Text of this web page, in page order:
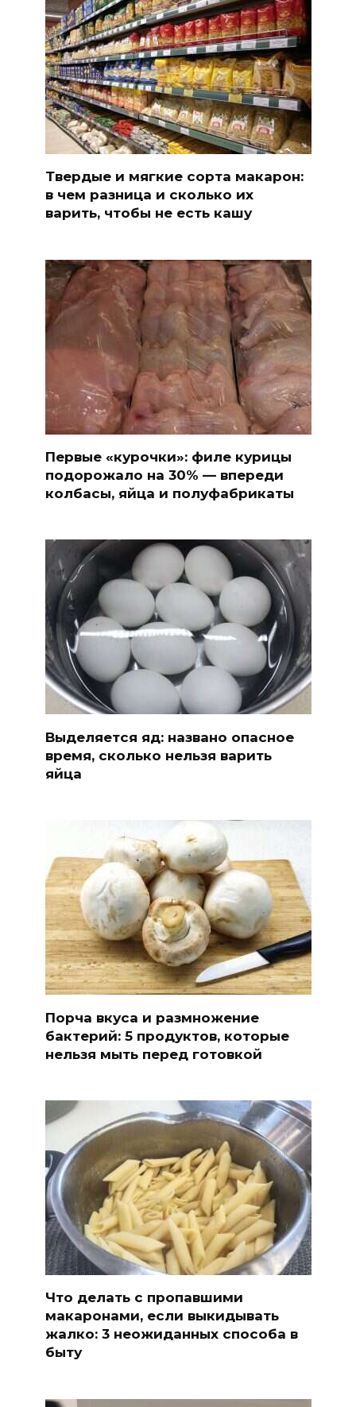
Твердые и мягкие сорта макарон:
в чем разница и сколько их
варить, чтобы не есть кашу
Первые «курочки»: филе курицы
подорожало на 30% — впереди
колбасы, яйца и полуфабрикаты
Выделяется яд: названо опасное
время, сколько нельзя варить
яйца
Порча вкуса и размножение
бактерий: 5 продуктов, которые
нельзя мыть перед готовкой
Что делать с пропавшими
макаронами, если выкидывать
жалко: 3 неожиданных способа в
быту